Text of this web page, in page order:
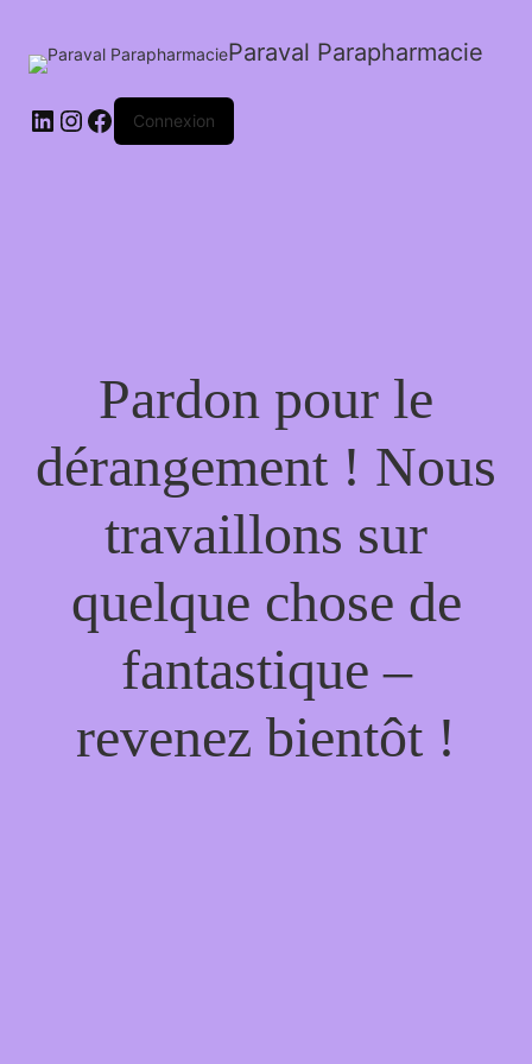
Paraval Parapharmacie
LinkedIn
Instagram
FacebookConnexion
Pardon pour le
dérangement ! Nous
travaillons sur
quelque chose de
fantastique –
revenez bientôt !